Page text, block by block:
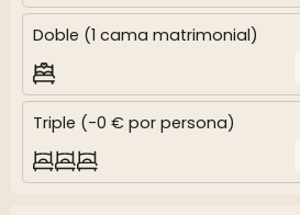
Doble (1 cama matrimonial)
Triple (-0 € por persona)